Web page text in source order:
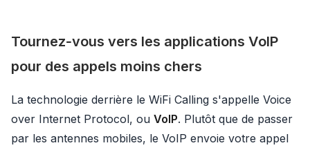
Tournez‑vous vers les applications VoIP
pour des appels moins chers
La technologie derrière le WiFi Calling s'appelle Voice
over Internet Protocol, ou VoIP. Plutôt que de passer
par les antennes mobiles, le VoIP envoie votre appel